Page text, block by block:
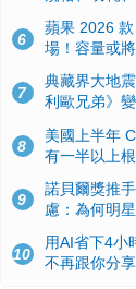
6
蘋果 2026
場！容量或
7
典藏界大地
利歐兄弟》
8
美國上半年
有一半以上
9
諾貝爾獎推
慮：為何明
10
用AI省下4小
不再跟你分